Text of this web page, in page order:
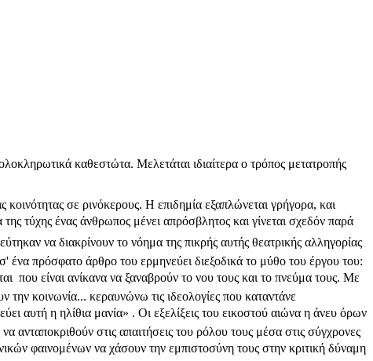
καθεστώτα. Μελετάται ιδιαίτερα ο τρόπος μετατροπής
σε ρινόκερους. Η επιδημία εξαπλώνεται γρήγορα, και
τύχης ένας άνθρωπος μένει απρόσβλητος και γίνεται σχεδόν παρά
να διακρίνουν το νόημα της πικρής αυτής θεατρικής αλληγορίας 
ένα πρόσφατο άρθρο του ερμηνεύει διεξοδικά το μύθο του έργου του:
 που είναι ανίκανα να ξαναβρούν το νου τους και το πνεύμα τους. Με
κοινωνία... κεραυνώνω τις ιδεολογίες που καταντάνε
αυτή η ηλίθια μανία» . Οι εξελίξεις του εικοστού αιώνα η άνευ όρων
στις απαιτήσεις του ρόλου τους μέσα στις σύγχρονες
φαινομένων να χάσουν την εμπιστοσύνη τους στην κριτική δύναμη